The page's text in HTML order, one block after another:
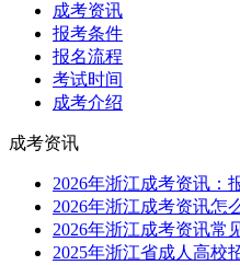
成考资讯
报考条件
报名流程
考试时间
成考介绍
成考资讯
2026年浙江成考资讯：
2026年浙江成考资讯怎
2026年浙江成考资讯常
2025年浙江省成人高校